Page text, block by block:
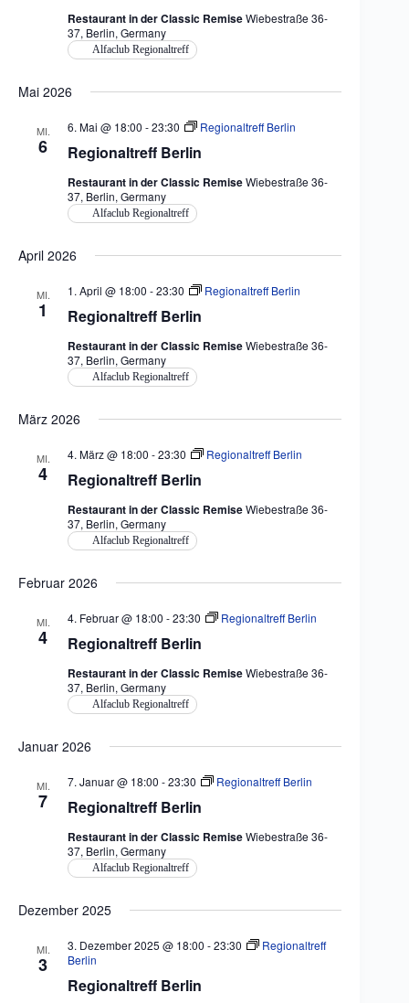
Restaurant in der Classic RemiseWiebestraße 36-
37, Berlin, Germany
Alfaclub Regionaltreff
Mai 2026
MI.
6 Regionaltreff Berlin
6. Mai @ 18:00 -23:30 Regionaltreff Berlin
Restaurant in der Classic RemiseWiebestraße 36-
37, Berlin, Germany
Alfaclub Regionaltreff
April 2026
MI.
1 Regionaltreff Berlin
1. April @ 18:00 -23:30 Regionaltreff Berlin
Restaurant in der Classic RemiseWiebestraße 36-
37, Berlin, Germany
Alfaclub Regionaltreff
März 2026
MI.
4 Regionaltreff Berlin
4. März @ 18:00 -23:30 Regionaltreff Berlin
Restaurant in der Classic RemiseWiebestraße 36-
37, Berlin, Germany
Alfaclub Regionaltreff
Februar 2026
MI.
4 Regionaltreff Berlin
4. Februar @ 18:00 -23:30 Regionaltreff Berlin
Restaurant in der Classic RemiseWiebestraße 36-
37, Berlin, Germany
Alfaclub Regionaltreff
Januar 2026
MI.
7 Regionaltreff Berlin
7. Januar @ 18:00 -23:30 Regionaltreff Berlin
Restaurant in der Classic RemiseWiebestraße 36-
37, Berlin, Germany
Alfaclub Regionaltreff
Dezember 2025
MI.
3
Regionaltreff Berlin
3. Dezember 2025 @ 18:00 -23:30
Regionaltreff
Berlin